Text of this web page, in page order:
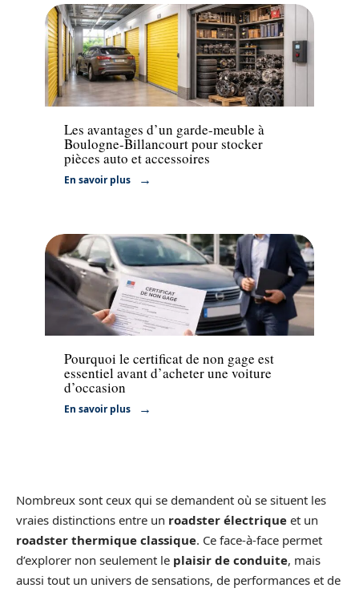
Actu
Les avantages d’un garde-meuble à
Boulogne-Billancourt pour stocker
pièces auto et accessoires
En savoir plus
Administratif
Pourquoi le certificat de non gage est
essentiel avant d’acheter une voiture
d’occasion
En savoir plus
Nombreux sont ceux qui se demandent où se situent les
vraies distinctions entre un roadster électrique et un
roadster thermique classique. Ce face-à-face permet
d’explorer non seulement le plaisir de conduite, mais
aussi tout un univers de sensations, de performances et de